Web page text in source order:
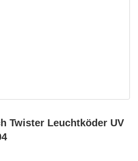
Twister Leuchtköder UV